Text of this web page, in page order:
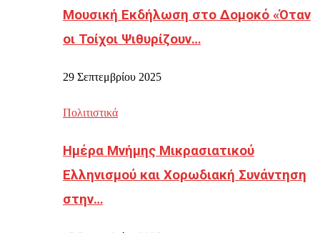
Μουσική Εκδήλωση στο Δομοκό «Όταν
οι Τοίχοι Ψιθυρίζουν…
29 Σεπτεμβρίου 2025
Πολιτιστικά
Ημέρα Μνήμης Μικρασιατικού
Ελληνισμού και Χορωδιακή Συνάντηση
στην…